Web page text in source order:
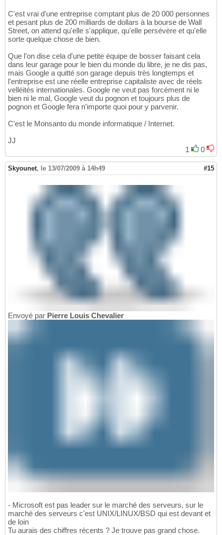
C'est vrai d'une entreprise comptant plus de 20 000 personnes
et pesant plus de 200 milliards de dollars à la bourse de Wall
Street, on attend qu'elle s'applique, qu'elle persévère et qu'elle
sorte quelque chose de bien.
Que l'on dise cela d'une petite équipe de bosser faisant cela
dans leur garage pour le bien du monde du libre, je ne dis pas,
mais Google a quitté son garage depuis très longtemps et
l'entreprise est une réelle entreprise capitaliste avec de réels
velléités internationales. Google ne veut pas forcément ni le
bien ni le mal, Google veut du pognon et toujours plus de
pognon et Google fera n'importe quoi pour y parvenir.
C'est le Monsanto du monde informatique / Internet.
JJ
1
0
Skyounet, le 13/07/2009 à 14h49 #15
Envoyé par Pierre Louis Chevalier
- Microsoft est pas leader sur le marché des serveurs, sur le
marché des serveurs c'est UNIX/LINUX/BSD qui est devant et
de loin
Tu aurais des chiffres récents ? Je trouve pas grand chose.